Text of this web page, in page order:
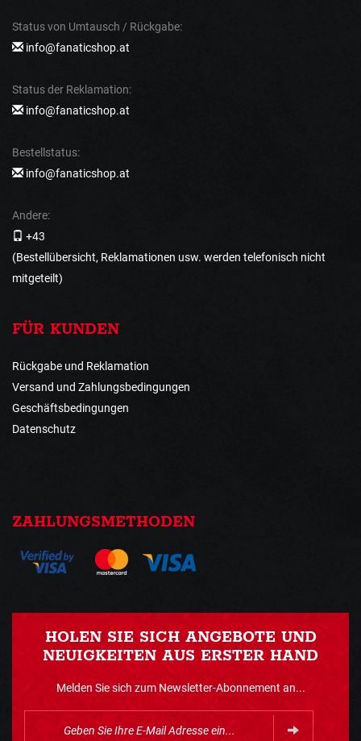
Status von Umtausch / Rückgabe:
info@fanaticshop.at
Status der Reklamation:
info@fanaticshop.at
Bestellstatus:
info@fanaticshop.at
Andere:
+43
(Bestellübersicht, Reklamationen usw. werden telefonisch nicht
mitgeteilt)
FÜR KUNDEN
Rückgabe und Reklamation
Versand und Zahlungsbedingungen
Geschäftsbedingungen
Datenschutz
ZAHLUNGSMETHODEN
HOLEN SIE SICH ANGEBOTE UND
NEUIGKEITEN AUS ERSTER HAND
Melden Sie sich zum Newsletter-Abonnement an...